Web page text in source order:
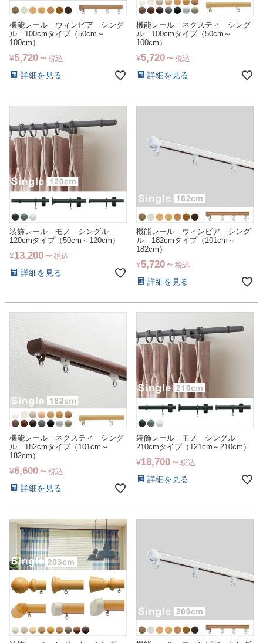
機能レール ウィンピア シング
ル 100cmタイプ（50cm～
100cm）
¥5,720 税込
詳細を見る
機能レール ネクスティ シング
ル 100cmタイプ（50cm～
100cm）
¥5,720 税込
詳細を見る
装飾レール モノ シングル
120cmタイプ（50cm～120cm）
¥13,200 税込
詳細を見る
機能レール ウィンピア シング
ル 182cmタイプ（101cm～
182cm）
¥5,720 税込
詳細を見る
機能レール ネクスティ シング
ル 182cmタイプ（101cm～
182cm）
¥6,600 税込
詳細を見る
装飾レール モノ シングル
210cmタイプ（121cm～210cm）
¥18,700 税込
詳細を見る